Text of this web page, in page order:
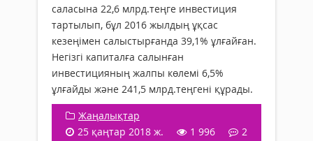
саласына 22,6 млрд.теңге инвестиция
тартылып, бұл 2016 жылдың ұқсас
кезеңімен салыстырғанда 39,1% ұлғайған.
Негізгі капиталға салынған
инвестицияның жалпы көлемі 6,5%
ұлғайды және 241,5 млрд.теңгені құрады.
Жаңалықтар
25 қаңтар 2018 ж.
1 996 2